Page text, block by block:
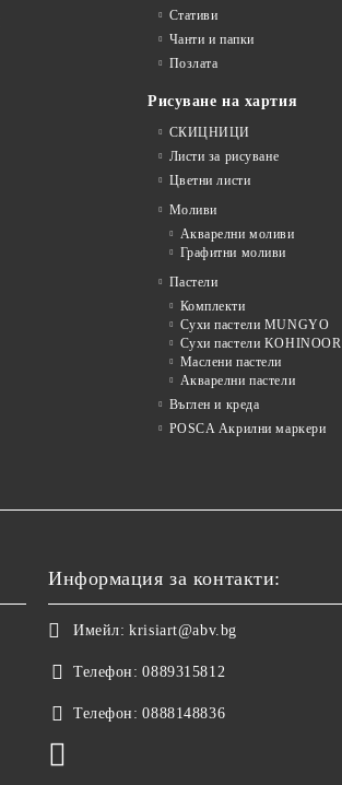
Стативи
Чанти и папки
Позлата
Рисуване на хартия
СКИЦНИЦИ
Листи за рисуване
Цветни листи
Моливи
Акварелни моливи
Графитни моливи
Пастели
Комплекти
Сухи пастели MUNGYO
Сухи пастели KOHINOOR
Маслени пастели
Акварелни пастели
Въглен и креда
POSCA Акрилни маркери
Информация за контакти:
Имейл: krisiart@abv.bg
Телефон: 0889315812
Телефон: 0888148836